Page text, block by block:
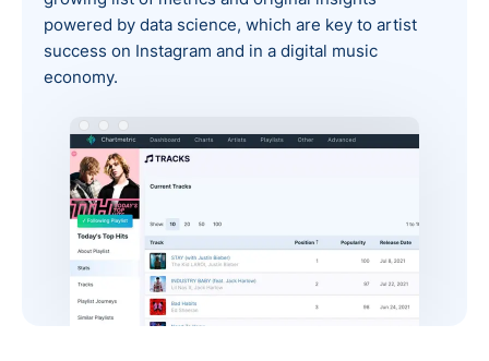
powered by data science, which are key to artist
success on Instagram and in a digital music
economy.